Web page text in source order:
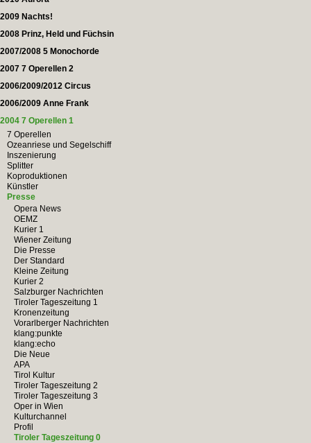
2009 Nachts!
2008 Prinz, Held und Füchsin
2007/2008 5 Monochorde
2007 7 Operellen 2
2006/2009/2012 Circus
2006/2009 Anne Frank
2004 7 Operellen 1
7 Operellen
Ozeanriese und Segelschiff
Inszenierung
Splitter
Koproduktionen
Künstler
Presse
Opera News
OEMZ
Kurier 1
Wiener Zeitung
Die Presse
Der Standard
Kleine Zeitung
Kurier 2
Salzburger Nachrichten
Tiroler Tageszeitung 1
Kronenzeitung
Vorarlberger Nachrichten
klang:punkte
klang:echo
Die Neue
APA
Tirol Kultur
Tiroler Tageszeitung 2
Tiroler Tageszeitung 3
Oper in Wien
Kulturchannel
Profil
Tiroler Tageszeitung 0